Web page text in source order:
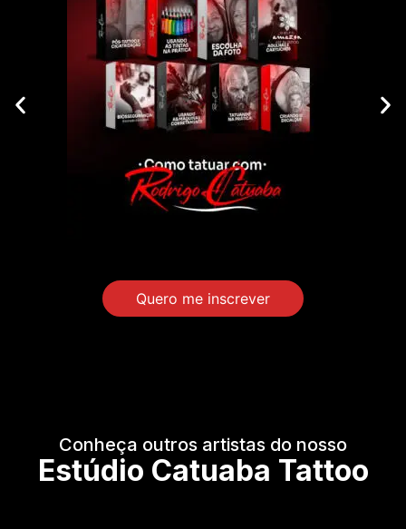
Quero me inscrever
Conheça outros artistas do nosso
Estúdio Catuaba Tattoo